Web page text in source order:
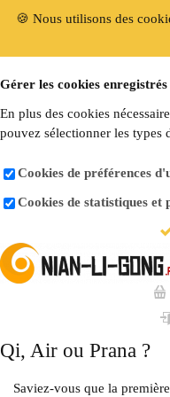
🍪 Nous utilisons des
Gérer les cookies enregistrés
En plus des cookies
pouvez sélectionner les types
Cookies de préférences
Cookies de statistiques et
Qi, Air ou Prana ?
Saviez-vous que la